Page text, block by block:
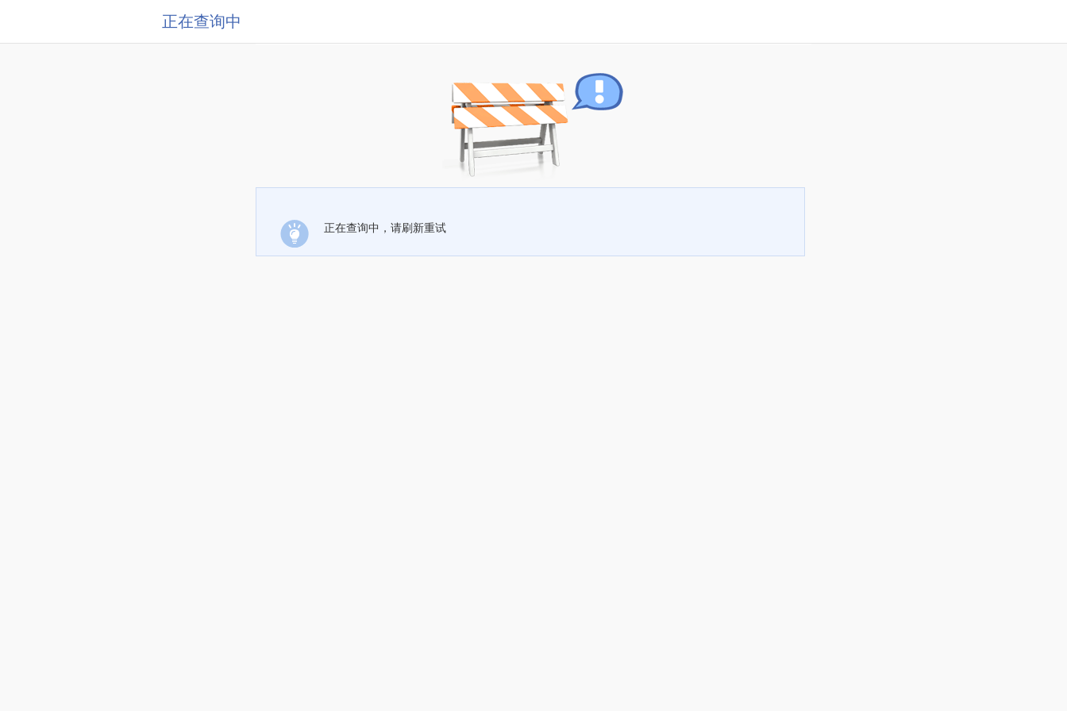
正在查询中
正在查询中，请刷新重试